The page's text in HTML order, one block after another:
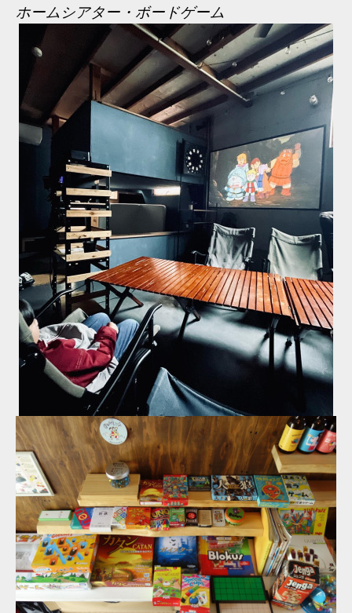
ホームシアター・ボードゲーム